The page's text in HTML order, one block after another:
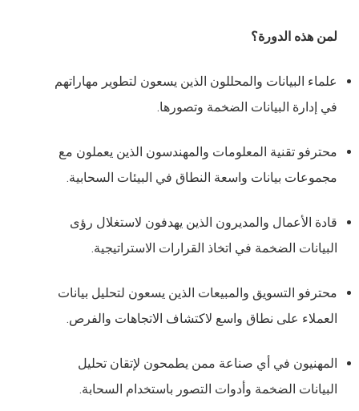
لمن هذه الدورة؟
علماء البيانات والمحللون الذين يسعون لتطوير مهاراتهم
في إدارة البيانات الضخمة وتصورها.
محترفو تقنية المعلومات والمهندسون الذين يعملون مع
مجموعات بيانات واسعة النطاق في البيئات السحابية.
قادة الأعمال والمديرون الذين يهدفون لاستغلال رؤى
البيانات الضخمة في اتخاذ القرارات الاستراتيجية.
محترفو التسويق والمبيعات الذين يسعون لتحليل بيانات
العملاء على نطاق واسع لاكتشاف الاتجاهات والفرص.
المهنيون في أي صناعة ممن يطمحون لإتقان تحليل
البيانات الضخمة وأدوات التصور باستخدام السحابة.